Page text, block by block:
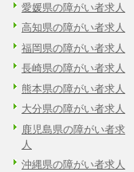
愛媛県の障がい者求人
高知県の障がい者求人
福岡県の障がい者求人
長崎県の障がい者求人
熊本県の障がい者求人
大分県の障がい者求人
鹿児島県の障がい者求
人
沖縄県の障がい者求人